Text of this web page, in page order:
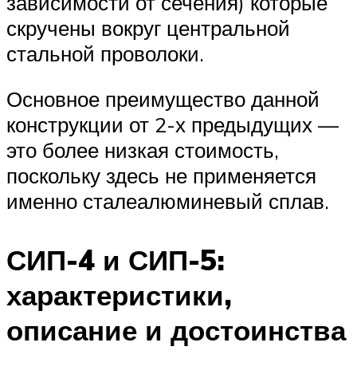
скручены вокруг центральной
стальной проволоки.
Основное преимущество данной
конструкции от 2-х предыдущих —
это более низкая стоимость,
поскольку здесь не применяется
именно сталеалюминевый сплав.
СИП-4 и СИП-5:
характеристики,
описание и достоинства